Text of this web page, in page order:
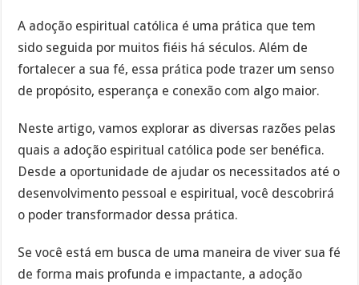
A adoção espiritual católica é uma prática que tem
sido seguida por muitos fiéis há séculos. Além de
fortalecer a sua fé, essa prática pode trazer um senso
de propósito, esperança e conexão com algo maior.
Neste artigo, vamos explorar as diversas razões pelas
quais a adoção espiritual católica pode ser benéfica.
Desde a oportunidade de ajudar os necessitados até o
desenvolvimento pessoal e espiritual, você descobrirá
o poder transformador dessa prática.
Se você está em busca de uma maneira de viver sua fé
de forma mais profunda e impactante, a adoção